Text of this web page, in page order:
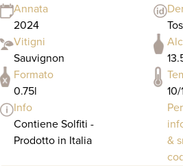
Annata
2024
Vitigni
Sauvignon
Formato
0.75l
10/
Info
Contiene Solfiti -
Prodotto in Italia
&